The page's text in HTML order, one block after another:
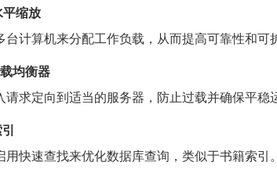
缩放
台计算机来分配工作负载，从而提高可靠性和可
均衡器
请求定向到适当的服务器，防止过载并确保平稳
用快速查找来优化数据库查询，类似于书籍索引。